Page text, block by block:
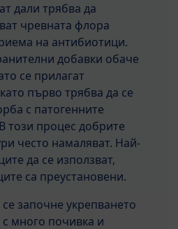
дали трябва да
чревната флора
на антибиотици.
добавки обаче
се прилагат
първо трябва да се
с патогенните
този процес добрите
често намаляват. Най-
да се използват,
са преустановени.
започне укрепването
много почивка и